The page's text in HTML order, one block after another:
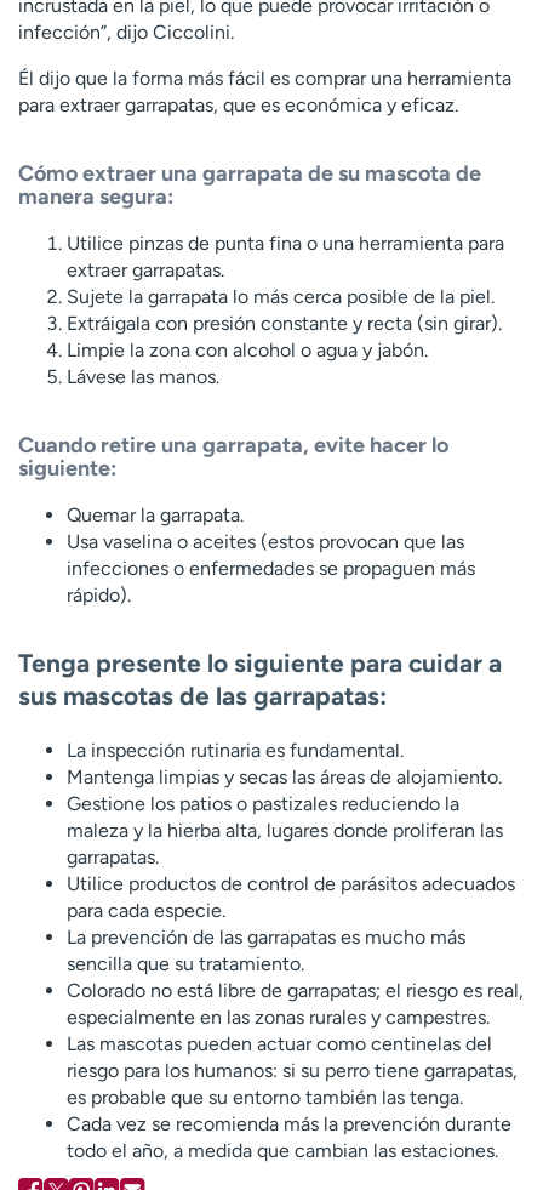
incrustada en la piel, lo que puede provocar irritación o
infección”, dijo Ciccolini.
Él dijo que la forma más fácil es comprar una herramienta
para extraer garrapatas, que es económica y eficaz.
Cómo extraer una garrapata de su mascota de
manera segura:
Utilice pinzas de punta fina o una herramienta para
extraer garrapatas.
Sujete la garrapata lo más cerca posible de la piel.
Extráigala con presión constante y recta (sin girar).
Limpie la zona con alcohol o agua y jabón.
Lávese las manos.
Cuando retire una garrapata, evite hacer lo
siguiente:
Quemar la garrapata.
Usa vaselina o aceites (estos provocan que las
infecciones o enfermedades se propaguen más
rápido).
Tenga presente lo siguiente para cuidar a
sus mascotas de las garrapatas:
La inspección rutinaria es fundamental.
Mantenga limpias y secas las áreas de alojamiento.
Gestione los patios o pastizales reduciendo la
maleza y la hierba alta, lugares donde proliferan las
garrapatas.
Utilice productos de control de parásitos adecuados
para cada especie.
La prevención de las garrapatas es mucho más
sencilla que su tratamiento.
Colorado no está libre de garrapatas; el riesgo es real,
especialmente en las zonas rurales y campestres.
Las mascotas pueden actuar como centinelas del
riesgo para los humanos: si su perro tiene garrapatas,
es probable que su entorno también las tenga.
Cada vez se recomienda más la prevención durante
todo el año, a medida que cambian las estaciones.